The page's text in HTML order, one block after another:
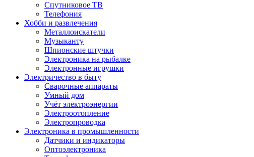
Спутниковое ТВ
Телефония
Хобби и развлечения
Металлоискатели
Музыканту
Шпионские штучки
Электроника на рыбалке
Электронные игрушки
Электричество в быту
Сварочные аппараты
Умный дом
Учёт электроэнергии
Электроотопление
Электропроводка
Электроника в промышленности
Датчики и индикаторы
Оптоэлектроника